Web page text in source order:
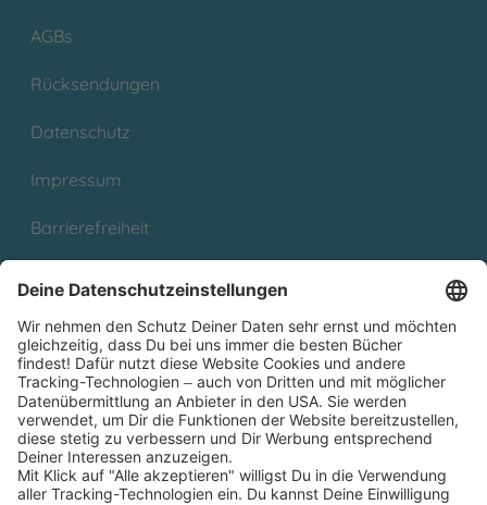
AGBs
Rücksendungen
Datenschutz
Impressum
Barrierefreiheit
Partnerprogramm (Affiliate)
Folge uns auf